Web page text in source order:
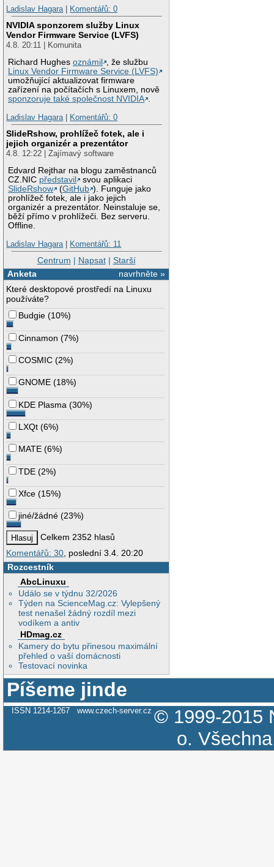
Ladislav Hagara| Komentářů: 0
NVIDIA sponzorem služby Linux
Vendor Firmware Service (LVFS)
4.8. 20:11 | Komunita
Richard Hughesoznámil
, že službu
Linux Vendor Firmware Service (LVFS)
umožňující aktualizovat firmware
zařízení na počítačích s Linuxem, nově
sponzoruje také společnost NVIDIA .
Ladislav Hagara| Komentářů: 0
SlideRshow, prohlížeč fotek, ale i
jejich organizér a prezentátor
4.8. 12:22 | Zajímavý software
Edvard Rejthar na blogu zaměstnanců
CZ.NIC představil
svou aplikaci
SlideRshow
(GitHub ). Funguje jako
prohlížeč fotek, ale i jako jejich
organizér a prezentátor. Neinstaluje se,
běží přímo v prohlížeči. Bez serveru.
Offline.
Ladislav Hagara| Komentářů: 11
Centrum | Napsat| Starší
navrhněte »
Anketa
Které desktopové prostředí na Linuxu
používáte?
Budgie (10%)
Cinnamon (7%)
COSMIC (2%)
GNOME (18%)
KDE Plasma (30%)
LXQt (6%)
MATE (6%)
TDE (2%)
Xfce (15%)
jiné/žádné (23%)
Celkem 2352 hlasů
Komentářů: 30 , poslední 3.4. 20:20
Rozcestník
AbcLinuxu
Událo se v týdnu 32/2026
Týden na ScienceMag.cz: Vylepšený
test nenašel žádný rozdíl mezi
vodíkem a antiv
HDmag.cz
Kamery do bytu přinesou maximální
přehled o vaší domácnosti
Testovací novinka
Píšeme jinde
ISSN 1214-1267 www.czech-server.cz © 1999-2015
o.